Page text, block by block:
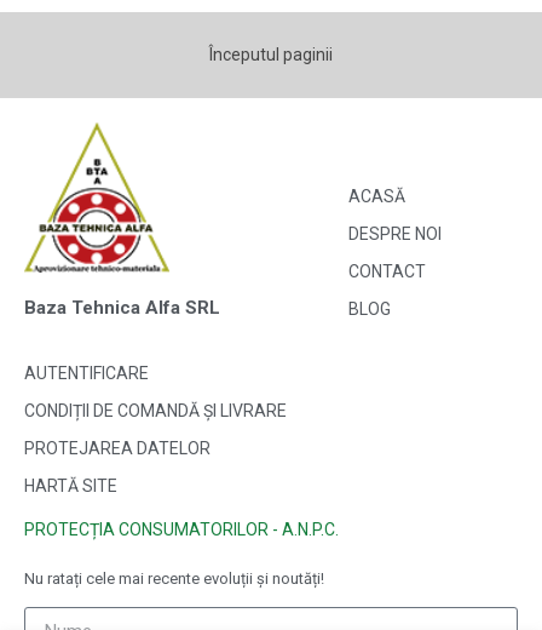
Începutul paginii
Baza Tehnica Alfa SRL
ACASĂ
DESPRE NOI
CONTACT
BLOG
AUTENTIFICARE
CONDIȚII DE COMANDĂ ȘI LIVRARE
PROTEJAREA DATELOR
HARTĂ SITE
PROTECȚIA CONSUMATORILOR - A.N.P.C.
Nu ratați cele mai recente evoluții și noutăți!